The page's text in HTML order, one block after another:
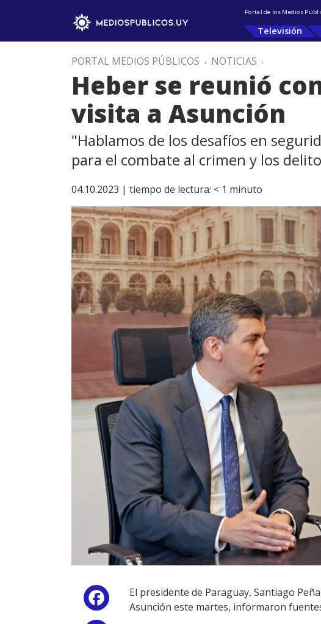
Portal de los Medios
Televisión
PORTAL MEDIOS PÚBLICOS . NOTICIAS .
Heber se reunió
visita a Asunción
"Hablamos de los desafíos en
para el combate al crimen y los
04.10.2023 | tiempo de lectura: < 1 minuto
Facebook
El presidente de Paraguay, Santiago
Asunción este martes, informaron